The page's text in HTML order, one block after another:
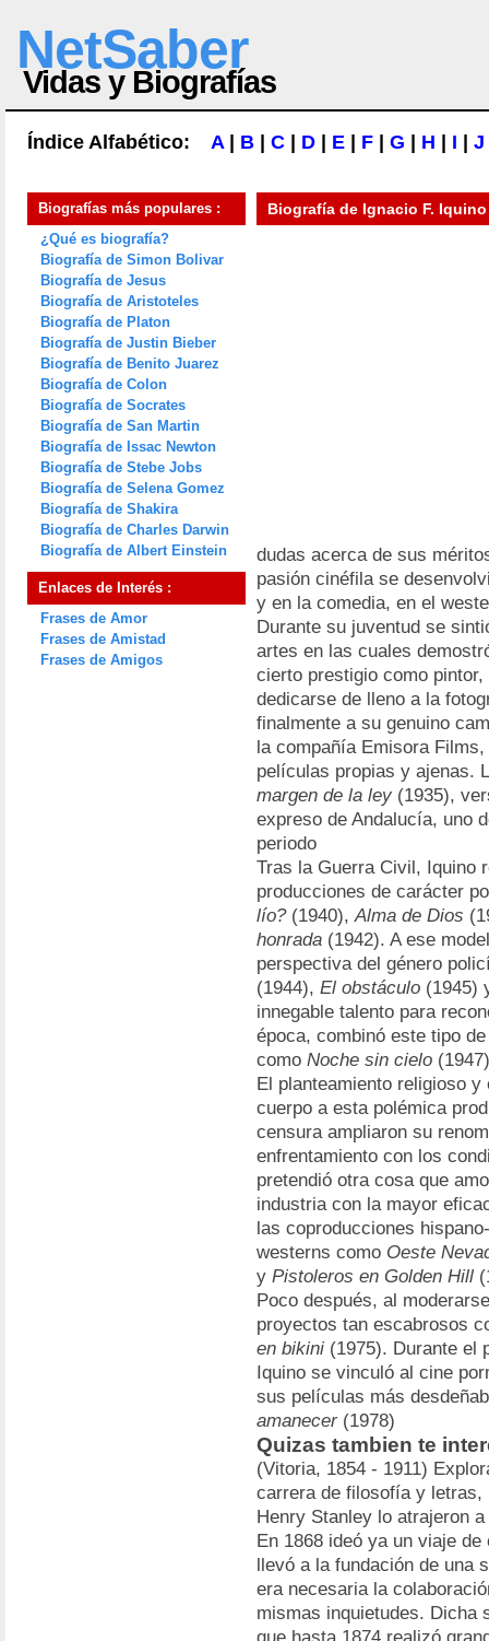
NetSaber
Vidas y Biografías
Índice Alfabético: A| B C D E F G H I J
Biografías más populares :
¿Qué es biografía?
Biografía de Simon Bolivar
Biografía de Jesus
Biografía de Aristoteles
Biografía de Platon
Biografía de Justin Bieber
Biografía de Benito Juarez
Biografía de Colon
Biografía de Socrates
Biografía de San Martin
Biografía de Issac Newton
Biografía de Stebe Jobs
Biografía de Selena Gomez
Biografía de Shakira
Biografía de Charles Darwin
Biografía de Albert Einstein
Enlaces de Interés :
Frases de Amor
Frases de Amistad
Frases de Amigos
Biografía de Ignacio F. Iquino
dudas acerca de sus
pasión cinéfila se
y en la comedia, en el
Durante su juventud se
artes en las cuales
cierto prestigio como
dedicarse de lleno a la
finalmente a su genuino
la compañía Emisora
películas propias y ajenas.
margen de la ley (1935),
expreso de Andalucía, uno
periodo
Tras la Guerra Civil, Iquino
producciones de carácter
lío?(1940),Alma de Dios
honrada (1942). A ese
perspectiva del género
(1944), El obstáculo (1945)
innegable talento para
época, combinó este tipo
como Noche sin cielo
El planteamiento religioso
cuerpo a esta polémica
censura ampliaron su
enfrentamiento con los
pretendió otra cosa que
industria con la mayor
las coproducciones
westerns como Oeste
y Pistoleros en Golden Hill
Poco después, al
proyectos tan escabrosos
en bikini (1975). Durante el
Iquino se vinculó al cine
sus películas más
amanecer (1978)
Quizas tambien te
(Vitoria, 1854 - 1911)
carrera de filosofía y letras,
Henry Stanley lo atrajeron
En 1868 ideó ya un viaje
llevó a la fundación de una
era necesaria la
mismas inquietudes. Dicha